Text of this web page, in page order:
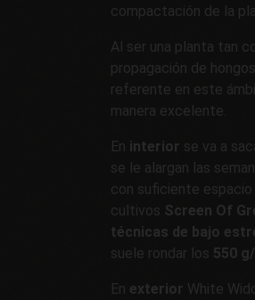
compactación de la
Al ser una planta tan
propagación de
referente en este
manera excelente.
En interior se va a
se le alargan las
con suficiente espacio
cultivos Screen Of
técnicas de bajo
suele rondar los 550
En exterior White